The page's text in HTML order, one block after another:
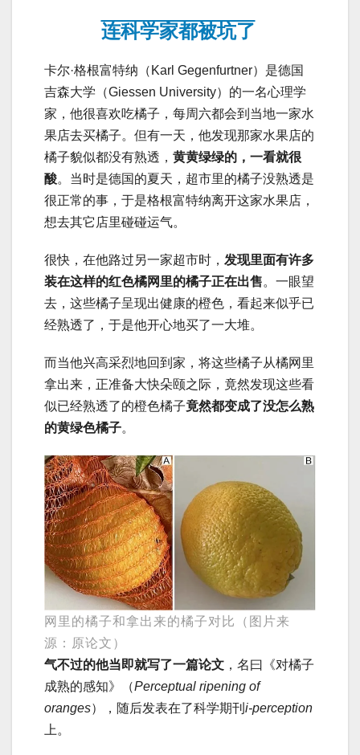
连科学家都被坑了
卡尔·格根富特纳（Karl Gegenfurtner）是德国
吉森大学（Giessen University）的一名心理学
家，他很喜欢吃橘子，每周六都会到当地一家水
果店去买橘子。但有一天，他发现那家水果店的
橘子貌似都没有熟透， 黄黄绿绿的，一看就很
酸。当时是德国的夏天，超市里的橘子没熟透是
很正常的事，于是格根富特纳离开这家水果店，
想去其它店里碰碰运气。
很快，在他路过另一家超市时， 发现里面有许多
装在这样的红色橘网里的橘子正在出售。一眼望
去，这些橘子呈现出健康的橙色，看起来似乎已
经熟透了，于是他开心地买了一大堆。
而当他兴高采烈地回到家，将这些橘子从橘网里
拿出来，正准备大快朵颐之际，竟然发现这些看
似已经熟透了的橙色橘子竟然都变成了没怎么熟
的黄绿色橘子。
网里的橘子和拿出来的橘子对比（图片来
源：原论文）
气不过的他当即就写了一篇论文 ，名曰《对橘子
成熟的感知》（Perceptual ripening of
oranges），随后发表在了科学期刊 i-perception
上。